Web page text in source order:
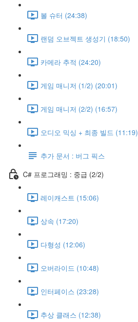
볼 슈터 (24:38)
랜덤 오브젝트 생성기 (18:50)
카메라 추적 (24:20)
게임 매니저 (1/2) (20:01)
게임 매니저 (2/2) (16:57)
오디오 믹싱 + 최종 빌드 (11:19)
추가 문서 : 버그 픽스
C# 프로그래밍 : 중급 (2/2)
레이캐스트 (15:06)
상속 (17:20)
다형성 (12:06)
오버라이드 (10:48)
인터페이스 (23:28)
추상 클래스 (12:38)